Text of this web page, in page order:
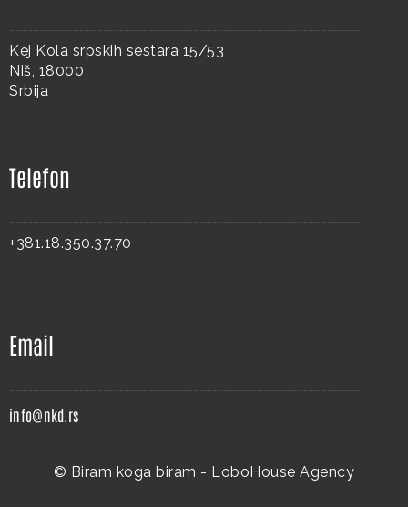
Kej Kola srpskih sestara 15/53
Niš, 18000
Srbija
Telefon
+381.18.350.37.70
Email
info@nkd.rs
© Biram koga biram - LoboHouse Agency